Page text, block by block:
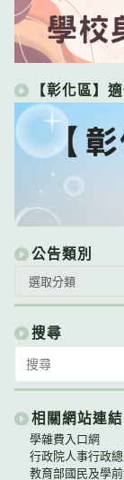
【彰化區】
公告類別
類
別
選取分類
搜尋
for:
相關網站連結
學雜費入口網
行政院人事行政
教育部國民及學